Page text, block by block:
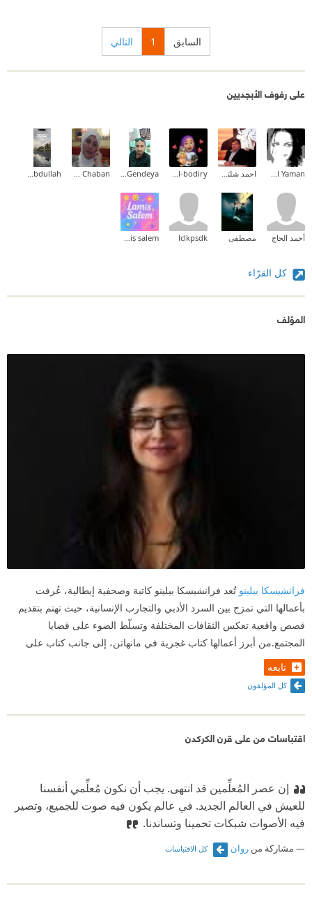
السابق 1 التالي
على رفوف الأبجديين
Salam Al Yaman احمد شلتوت Reema Al-bodiry
Ahmed Gendeya
Souha Chaban
Mona Abdullah
أحمد الحاج مصطفى lclkpsdk
lamis salem
كل القرّاء
المؤلف
فرانشيسكا بيلينو تُعد فرانشيسكا بيلينو كاتبة وصحفية إيطالية، عُرفت
بأعمالها التي تمزج بين السرد الأدبي والتجارب الإنسانية، حيث تهتم بتقديم
قصص واقعية تعكس الثقافات المختلفة وتسلّط الضوء على قضايا
المجتمع.من أبرز أعمالها كتاب غجرية في مانهاتن، إلى جانب كتاب على
تابعه
كل المؤلفون
اقتباسات من على قرن الكركدن
إن عصر المُعلِّمين قد انتهى. يجب أن نكون مُعلِّمي أنفسنا
للعيش في العالم الجديد. في عالم يكون فيه صوت للجميع، وتصير
فيه الأصوات شبكات تحمينا وتساندنا.
مشاركة من روان كل الاقتباسات